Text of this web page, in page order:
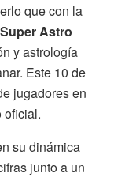
que con la
Astro
y astrología
Este 10 de
jugadores en
oficial.
su dinámica
junto a un